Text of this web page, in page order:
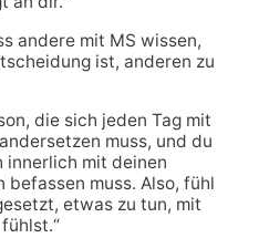
andere mit MS wissen,
ist, anderen zu
die sich jeden Tag mit
muss, und du
innerlich mit deinen
befassen muss. Also, fühl
etwas zu tun, mit